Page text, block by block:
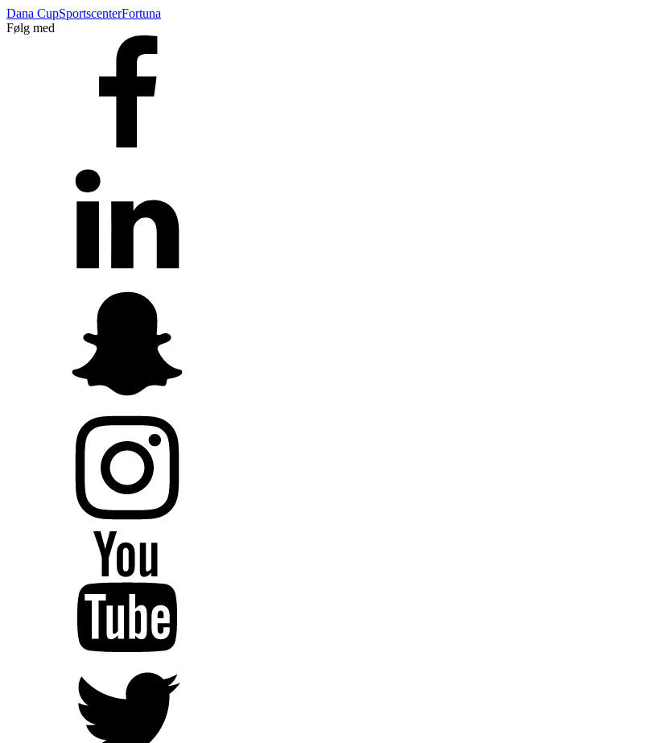
Dana CupSportscenterFortuna
Følg med